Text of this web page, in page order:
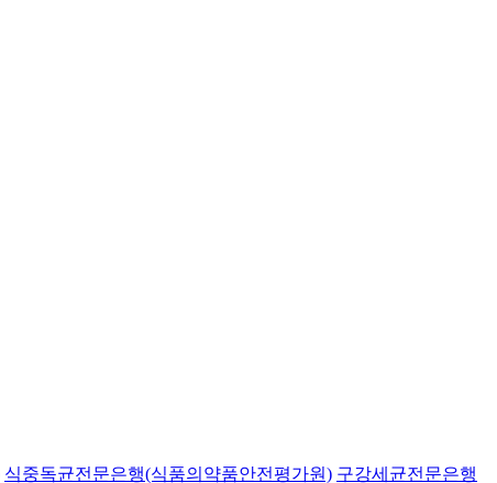
식중독균전문은행(식품의약품안전평가원) 구강세균전문은행